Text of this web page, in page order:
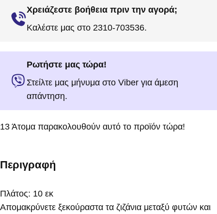
Χρειάζεστε βοήθεια πριν την αγορά;
Καλέστε μας στο 2310-703536.
Ρωτήστε μας τώρα!
Στείλτε μας μήνυμα στο Viber για άμεση
απάντηση.
13 Άτομα παρακολουθούν αυτό το προϊόν τώρα!
Περιγραφή
Πλάτος: 10 εκ
Απομακρύνετε ξεκούραστα τα ζιζάνια μεταξύ φυτών και